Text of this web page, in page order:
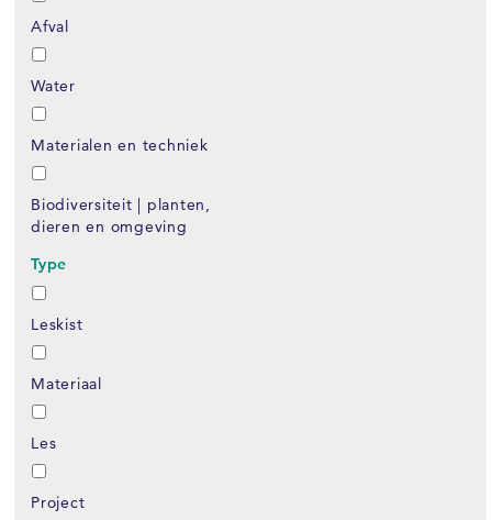
Afval
Water
Materialen en techniek
Biodiversiteit | planten,
dieren en omgeving
Type
Leskist
Materiaal
Les
Project